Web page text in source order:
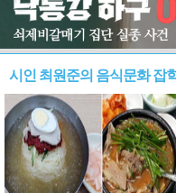
시인 최원준의 음식문화 잡